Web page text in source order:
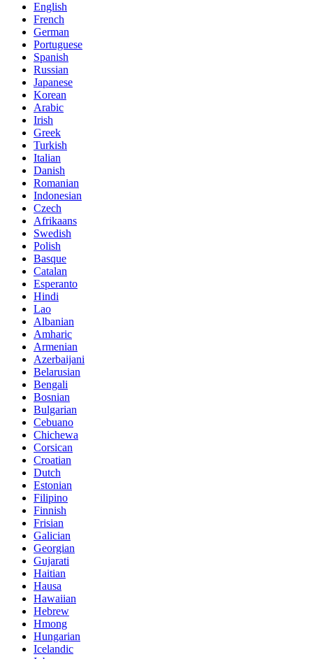
English
French
German
Portuguese
Spanish
Russian
Japanese
Korean
Arabic
Irish
Greek
Turkish
Italian
Danish
Romanian
Indonesian
Czech
Afrikaans
Swedish
Polish
Basque
Catalan
Esperanto
Hindi
Lao
Albanian
Amharic
Armenian
Azerbaijani
Belarusian
Bengali
Bosnian
Bulgarian
Cebuano
Chichewa
Corsican
Croatian
Dutch
Estonian
Filipino
Finnish
Frisian
Galician
Georgian
Gujarati
Haitian
Hausa
Hawaiian
Hebrew
Hmong
Hungarian
Icelandic